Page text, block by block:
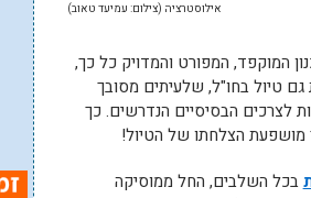
אילוסטרציה (צילום: עמיעד טאוב)
המוקפד, המפורט והמדויק כל כך,
טיול בחו"ל, שלעיתים מסובך
לצרכים הבסיסיים הנדרשים. כך
מושפעת הצלחתו של הטיול!
בכל השלבים, החל ממוסיקה